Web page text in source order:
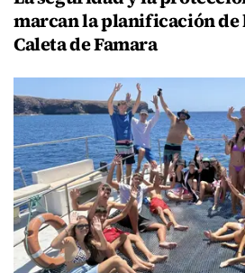
marcan la planificación de
Caleta de Famara